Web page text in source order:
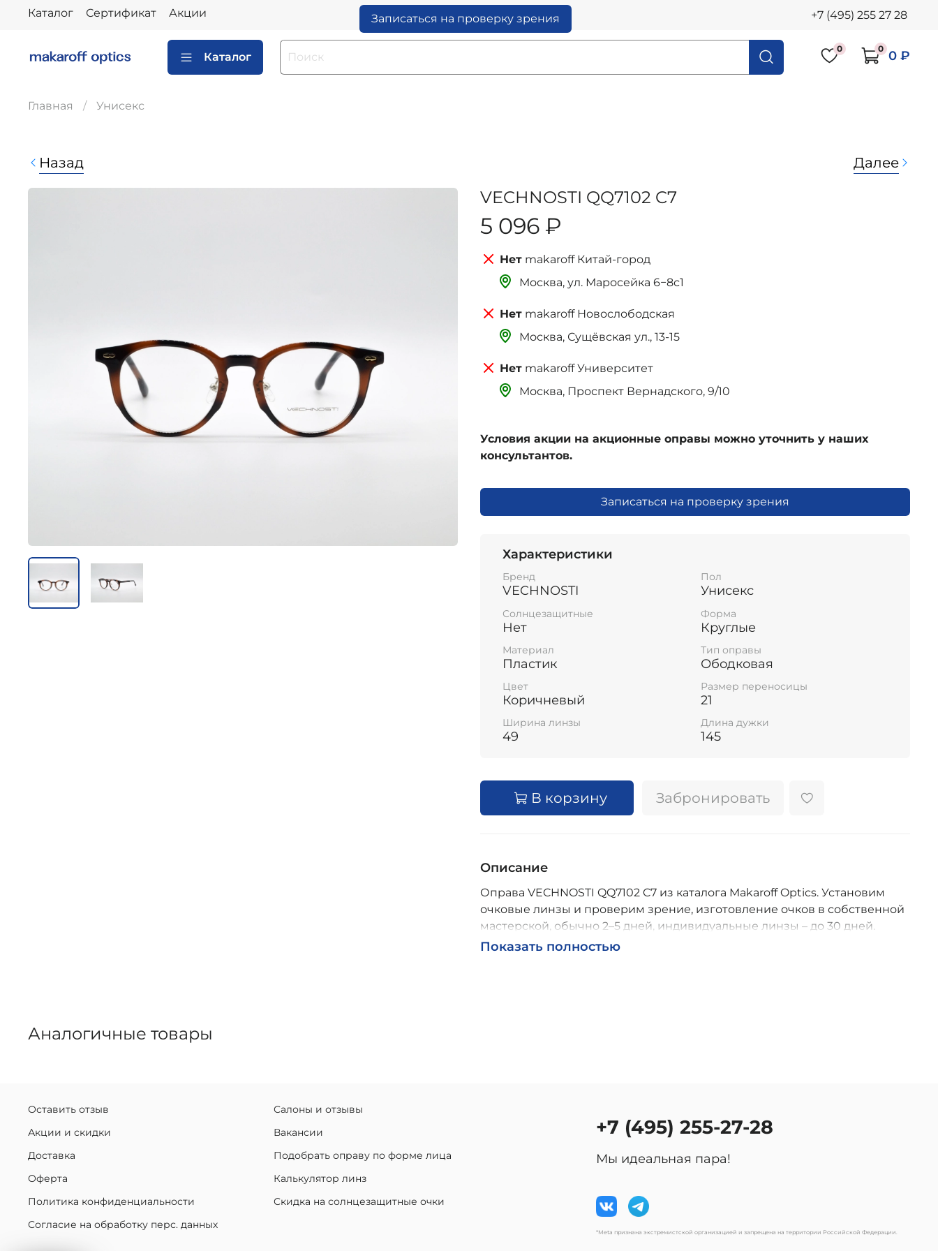
Каталог Сертификат Акции Записаться на проверку зрения +7 (495) 255 27 28
Каталог
0 0 0 ₽
Главная Унисекс
Назад Далее
VECHNOSTI QQ7102 C7
5 096 ₽
makaroff Китай-город
Москва, ‌‌‌‌ул. Маросейка 6−8с1
makaroff Новослободская
Москва, Сущёвская ул., 13-15
makaroff Университет
Москва, Проспект Вернадского, 9/10
Условия акции на акционные оправы можно уточнить у наших
консультантов.
Записаться на проверку зрения
Характеристики
Бренд
VECHNOSTI
Пол
Унисекс
Солнцезащитные
Нет
Форма
Круглые
Материал
Пластик
Тип оправы
Ободковая
Цвет
Коричневый
Размер переносицы
21
Ширина линзы
49
Длина дужки
145
В корзину Забронировать
Описание
Оправа VECHNOSTI QQ7102 C7 из каталога Makaroff Optics. Установим
очковые линзы и проверим зрение, изготовление очков в собственной
мастерской, обычно 2–5 дней, индивидуальные линзы – до 30 дней.
Возможна доставка по России.
Показать полностью
Аналогичные товары
Оставить отзыв
Акции и скидки
Доставка
Оферта
Политика конфиденциальности
Согласие на обработку перс. данных
Салоны и отзывы
Вакансии
Подобрать оправу по форме лица
Калькулятор линз
Скидка на солнцезащитные очки
+7 (495) 255-27-28
Мы идеальная пара!
*Meta признана экстремистской организацией и запрещена на территории Российской Федерации.